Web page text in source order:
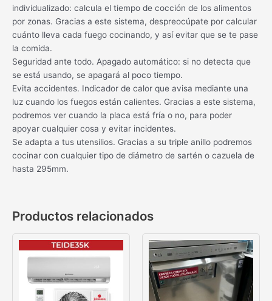
individualizado: calcula el tiempo de cocción de los alimentos
por zonas. Gracias a este sistema, despreocúpate por calcular
cuánto lleva cada fuego cocinando, y así evitar que se te pase
la comida.
Seguridad ante todo. Apagado automático: si no detecta que
se está usando, se apagará al poco tiempo.
Evita accidentes. Indicador de calor que avisa mediante una
luz cuando los fuegos están calientes. Gracias a este sistema,
podremos ver cuando la placa está fría o no, para poder
apoyar cualquier cosa y evitar incidentes.
Se adapta a tus utensilios. Gracias a su triple anillo podremos
cocinar con cualquier tipo de diámetro de sartén o cazuela de
hasta 295mm.
Productos relacionados